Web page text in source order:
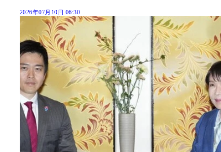
2026年07月10日 06:30